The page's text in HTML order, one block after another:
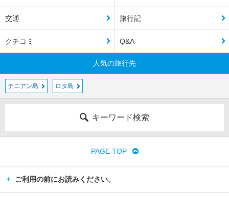
交通 旅行記
クチコミ Q&A
人気の旅行先
テニアン島 ロタ島
キーワード検索
PAGE TOP
ご利用の前にお読みください。